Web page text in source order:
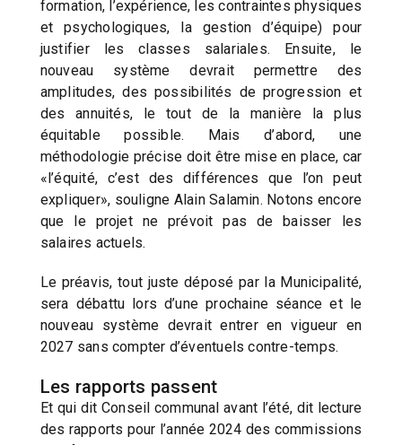
formation, l’expérience, les contraintes physiques
et psychologiques, la gestion d’équipe) pour
justifier les classes salariales. Ensuite, le
nouveau système devrait permettre des
amplitudes, des possibilités de progression et
des annuités, le tout de la manière la plus
équitable possible. Mais d’abord, une
méthodologie précise doit être mise en place, car
«l’équité, c’est des différences que l’on peut
expliquer», souligne Alain Salamin. Notons encore
que le projet ne prévoit pas de baisser les
salaires actuels.
Le préavis, tout juste déposé par la Municipalité,
sera débattu lors d’une prochaine séance et le
nouveau système devrait entrer en vigueur en
2027 sans compter d’éventuels contre-temps.
Les rapports passent
Et qui dit Conseil communal avant l’été, dit lecture
des rapports pour l’année 2024 des commissions